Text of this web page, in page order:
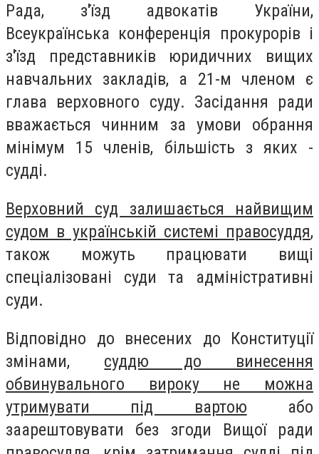
Рада, з'їзд адвокатів України,
Всеукраїнська конференція прокурорів і
з'їзд представників юридичних вищих
навчальних закладів, а 21-м членом є
глава верховного суду. Засідання ради
вважається чинним за умови обрання
мінімум 15 членів, більшість з яких -
судді.
Верховний суд залишається найвищим
судом в українській системі правосуддя,
також можуть працювати вищі
спеціалізовані суди та адміністративні
суди.
Відповідно до внесених до Конституції
змінами, суддю до винесення
обвинувального вироку не можна
утримувати під вартою або
заарештовувати без згоди Вищої ради